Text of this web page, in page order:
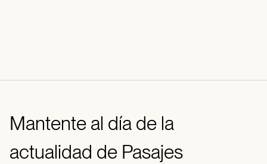
Mantente al día de la
actualidad de Pasajes